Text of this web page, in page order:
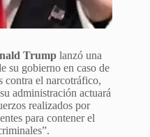
Trump lanzó una
su gobierno en caso de
contra el narcotráfico,
administración actuará
realizados por
para contener el